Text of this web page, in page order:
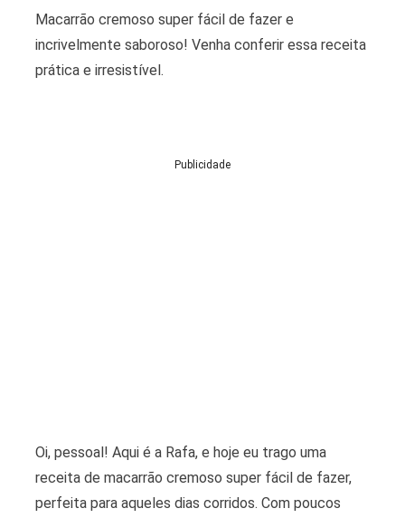
Macarrão cremoso super fácil de fazer e
incrivelmente saboroso! Venha conferir essa receita
prática e irresistível.
Publicidade
Oi, pessoal! Aqui é a Rafa, e hoje eu trago uma
receita de macarrão cremoso super fácil de fazer,
perfeita para aqueles dias corridos. Com poucos